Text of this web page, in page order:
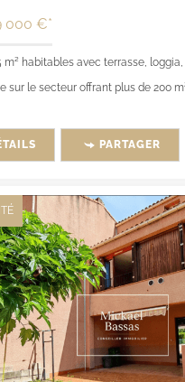
000 €*
sur le secteur offrant plus de 200
PARTAGER